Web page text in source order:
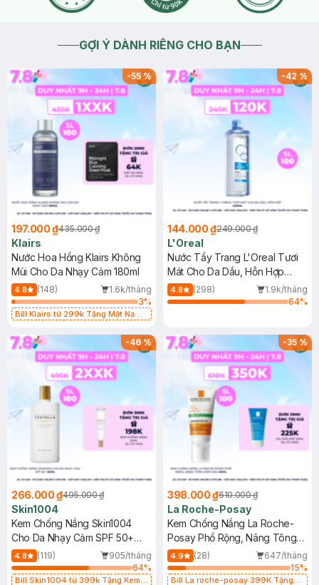
GỢI Ý DÀNH RIÊNG CHO BẠN
-55%
197.000 ₫435.000 ₫
Klairs
Nước Hoa Hồng Klairs Không
Mùi Cho Da Nhạy Cảm 180ml
4.8 (148)
1.6k/tháng
3%
Bill Klairs từ 299k Tặng Mặt Nạ
25ml (SL Có Hạn)
-42%
144.000 ₫249.000 ₫
L'Oreal
Nước Tẩy Trang L'Oreal Tươi
Mát Cho Da Dầu, Hỗn Hợp
400ml
4.8 (298)
1.9k/tháng
64%
-46%
266.000 ₫495.000 ₫
Skin1004
Kem Chống Nắng Skin1004
Cho Da Nhạy Cảm SPF 50+
50ml
4.8 (119)
905/tháng
64%
Bill Skin1004 từ 399k Tặng Kem
-35%
398.000 ₫610.000 ₫
La Roche-Posay
Kem Chống Nắng La Roche-
Posay Phổ Rộng, Nâng Tông
Kiềm Dầu 50ml
4.9 (28)
647/tháng
15%
Bill La roche-posay 399K Tặng